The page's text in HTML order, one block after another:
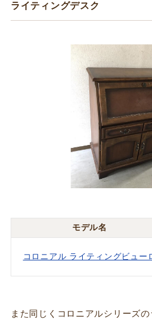
ライティングデスク
モデル名
コロニアル ライティングビュー
また同じくコロニアルシリーズ